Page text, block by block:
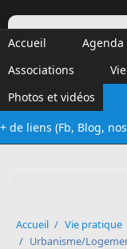
Accueil Agenda
Associations
Photos et vidéos
+ de liens (Fb, Blog,
Accueil / Vie pratique
/ Urbanisme/